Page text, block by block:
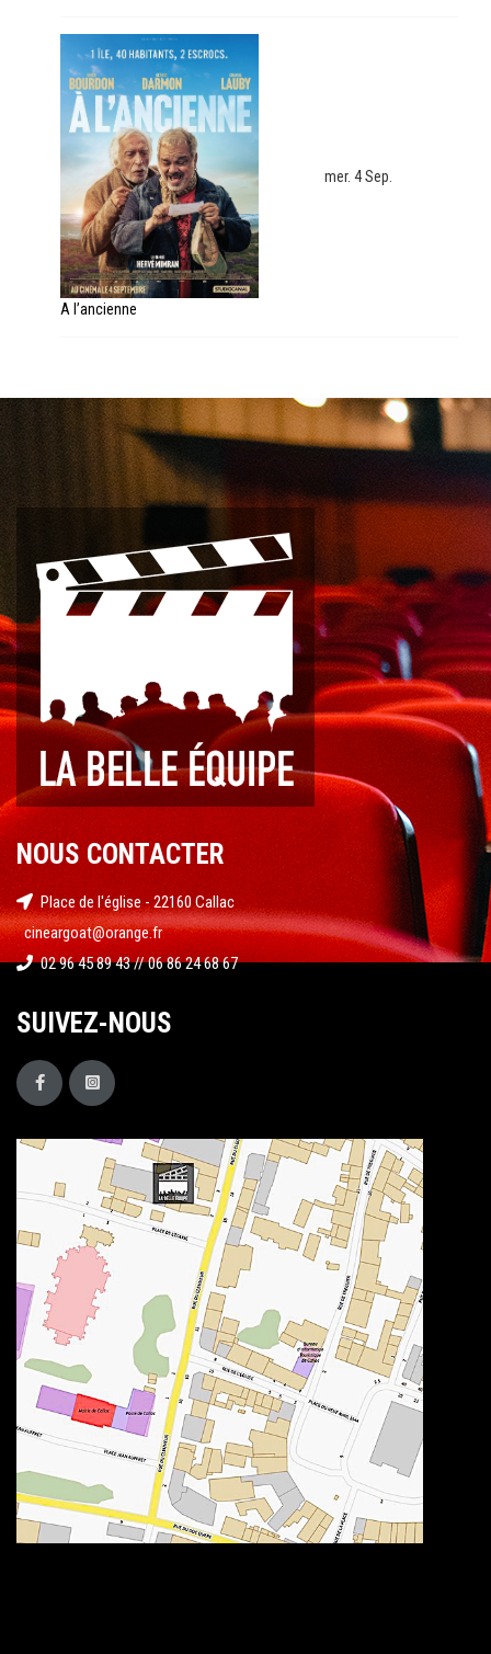
A l’ancienne
mer. 4 Sep.
NOUS CONTACTER
Place de l'église - 22160 Callac
cineargoat@orange.fr
02 96 45 89 43 // 06 86 24 68 67
SUIVEZ-NOUS